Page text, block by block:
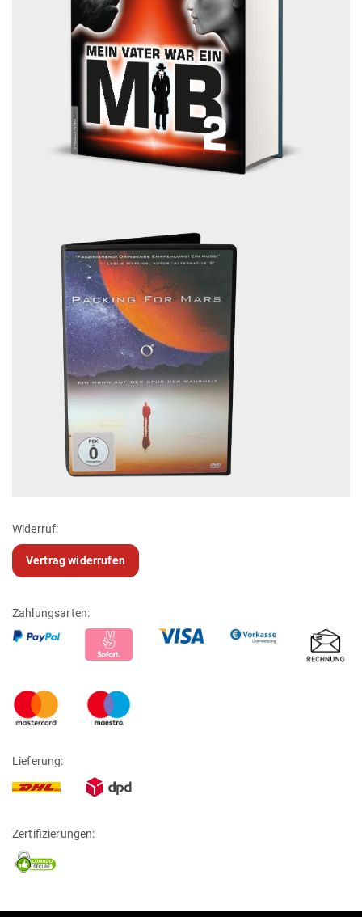
Widerruf:
Vertrag widerrufen
Zahlungsarten:
Lieferung:
Zertifizierungen: